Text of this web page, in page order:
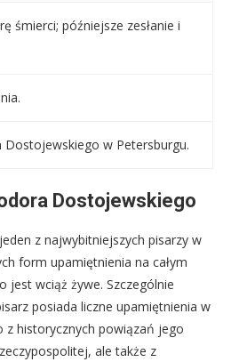
śmierci; późniejsze zesłanie i
Dostojewskiego w Petersburgu.
Dostojewskiego
z najwybitniejszych pisarzy w
form upamiętnienia na całym
jest wciąż żywe. Szczególnie
posiada liczne upamiętnienia w
z historycznych powiązań jego
ale także z